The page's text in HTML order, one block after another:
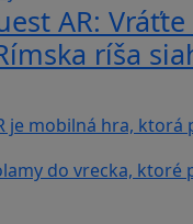
AR: Vráťte
ríša
je mobilná hra, ktorá